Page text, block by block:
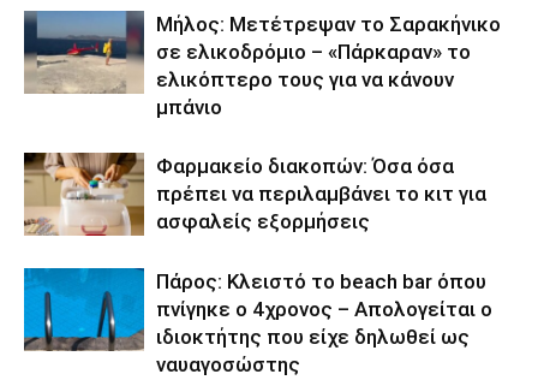
Μήλος: Μετέτρεψαν το Σαρακήνικο
σε ελικοδρόμιο – «Πάρκαραν» το
ελικόπτερο τους για να κάνουν
μπάνιο
Φαρμακείο διακοπών: Όσα όσα
πρέπει να περιλαμβάνει το κιτ για
ασφαλείς εξορμήσεις
Πάρος: Κλειστό το beach bar όπου
πνίγηκε ο 4χρονος – Απολογείται ο
ιδιοκτήτης που είχε δηλωθεί ως
ναυαγοσώστης